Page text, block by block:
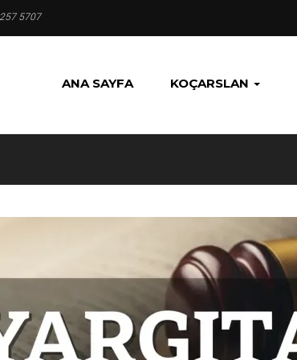
5707
ANA SAYFA KOÇARSLAN